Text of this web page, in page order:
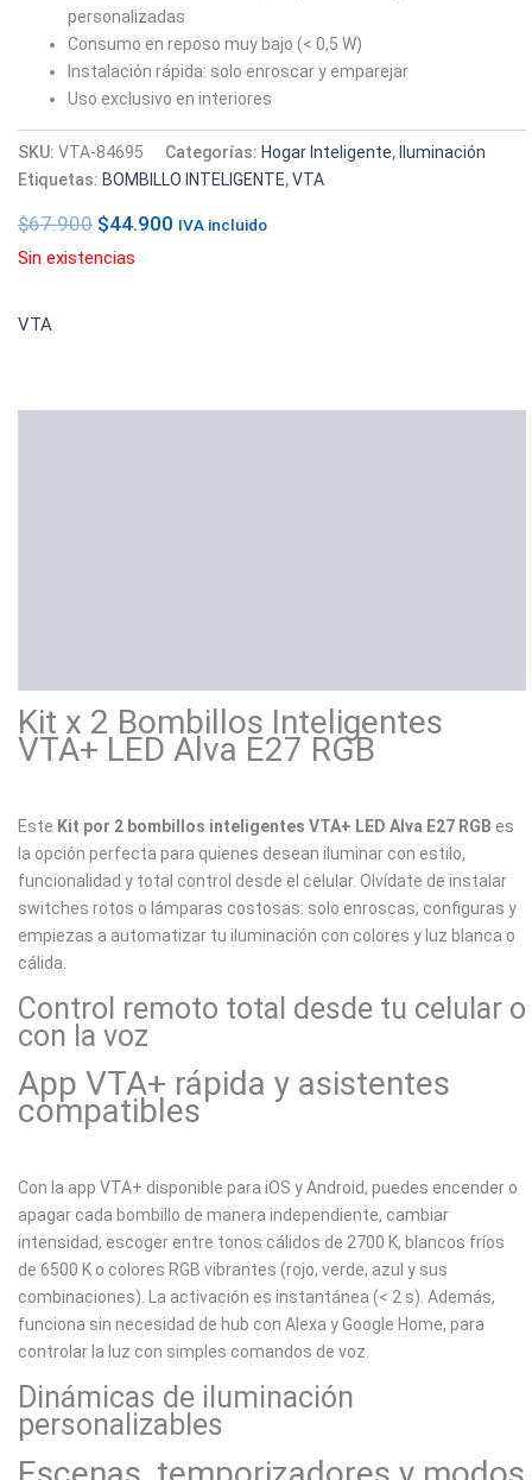
personalizadas
Consumo en reposo muy bajo (< 0,5 W)
Instalación rápida: solo enroscar y emparejar
Uso exclusivo en interiores
SKU: VTA-84695 Categorías: Hogar Inteligente, Iluminación
Etiquetas: BOMBILLO INTELIGENTE,VTA
$67.900 $44.900 IVA incluido
Sin existencias
VTA
Kit x 2 Bombillos Inteligentes
VTA+ LED Alva E27 RGB
Este Kit por 2 bombillos inteligentes VTA+ LED Alva E27 RGB es
la opción perfecta para quienes desean iluminar con estilo,
funcionalidad y total control desde el celular. Olvídate de instalar
switches rotos o lámparas costosas: solo enroscas, configuras y
empiezas a automatizar tu iluminación con colores y luz blanca o
cálida.
Control remoto total desde tu celular o
con la voz
App VTA+ rápida y asistentes
compatibles
Con la app VTA+ disponible para iOS y Android, puedes encender o
apagar cada bombillo de manera independiente, cambiar
intensidad, escoger entre tonos cálidos de 2700 K, blancos fríos
de 6500 K o colores RGB vibrantes (rojo, verde, azul y sus
combinaciones). La activación es instantánea (< 2 s). Además,
funciona sin necesidad de hub con Alexa y Google Home, para
controlar la luz con simples comandos de voz.
Dinámicas de iluminación
personalizables